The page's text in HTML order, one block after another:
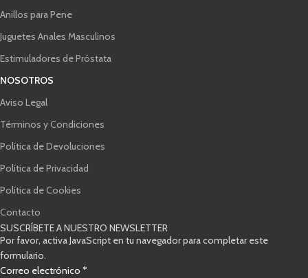
Anillos para Pene
Juguetes Anales Masculinos
Estimuladores de Próstata
NOSOTROS
Aviso Legal
Términos y Condiciones
Política de Devoluciones
Política de Privacidad
Política de Cookies
Contacto
SUSCRÍBETE A NUESTRO NEWSLETTER
Por favor, activa JavaScript en tu navegador para completar este
formulario.
Correo electrónico *